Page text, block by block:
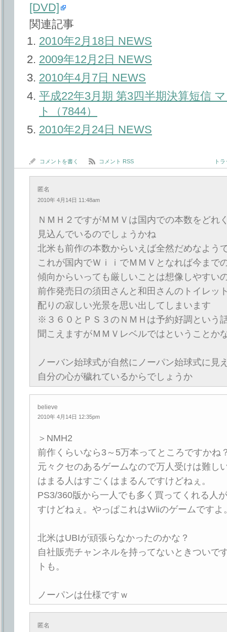
[DVD]
関連記事
2010年2月18日 NEWS
2009年12月2日 NEWS
2010年4月7日 NEWS
平成22年3月期 第3四半期決算短信
ト（7844）
2010年2月24日 NEWS
コメントを書く コメント RSS ト
匿名
2010年 4月14日 11:48am
ＮＭＨ２ですがＭＭＶは国内での本数をどれ
見込んでいるのでしょうかね
北米も前作の本数からいえば全然だめなよう
これが国内でＷｉｉでＭＭＶとなれば今まで
傾向からいっても厳しいことは想像しやすい
前作発売日の須田さんと和田さんのトイレッ
配りの寂しい光景を思い出してしまいます
※３６０とＰＳ３のＮＭＨは予約好調という
聞こえますがＭＭＶレベルではということか
ノーバン始球式が自然にノーパン始球式に見
自分の心が穢れているからでしょうか
believe
2010年 4月14日 12:35pm
＞NMH2
前作くらいなら3～5万本ってところですかね
元々クセのあるゲームなので万人受けは難し
はまる人はすごくはまるんですけどねぇ。
PS3/360版から一人でも多く買ってくれる人
すけどねぇ。やっぱこれはWiiのゲームですよ
北米はUBIが頑張らなかったのかな？
自社販売チャンネルを持ってないときついで
トも。
ノーパンは仕様ですｗ
匿名